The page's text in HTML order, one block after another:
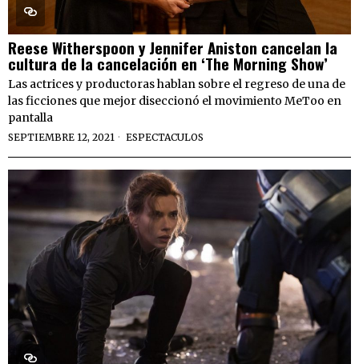
Reese Witherspoon y Jennifer Aniston cancelan la
cultura de la cancelación en ‘The Morning Show’
Las actrices y productoras hablan sobre el regreso de una de
las ficciones que mejor diseccionó el movimiento MeToo en
pantalla
SEPTIEMBRE 12, 2021 ESPECTACULOS